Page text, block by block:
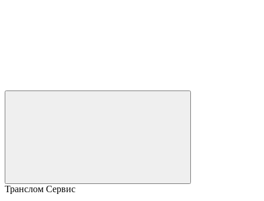
Транслом Сервис